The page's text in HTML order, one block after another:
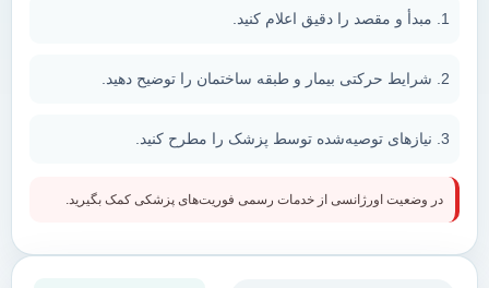
مبدأ و مقصد را دقیق اعلام کنید.
شرایط حرکتی بیمار و طبقه ساختمان را توضیح دهید.
نیازهای توصیه‌شده توسط پزشک را مطرح کنید.
در وضعیت اورژانسی از خدمات رسمی فوریت‌های پزشکی کمک بگیرید.